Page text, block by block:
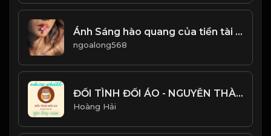
Ánh Sáng hào quang của tiền tài danh lợi, quả là thứ ánh sáng coa sức hút ma mị! & Đạo
ngoalong568
ĐỔI TÌNH ĐỔI ÁO - NGUYỄN THÀNH ĐẠT - GIA HUY COVER - NHẠC CHILL CỰC HAY
Hoàng Hải